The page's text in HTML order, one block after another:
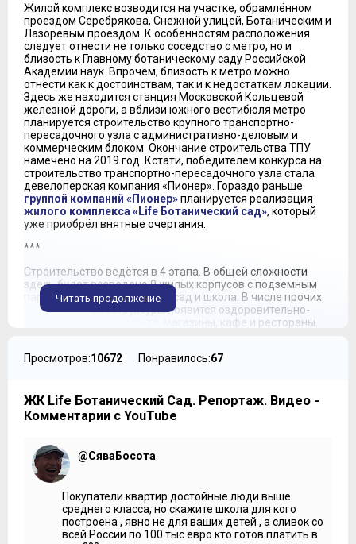
Жилой комплекс возводится на участке, обрамлённом
проездом Серебрякова, Снежной улицей, Ботаническим и
Лазоревым проездом. К особенностям расположения
следует отнести не только соседство с метро, но и
близость к Главному ботаническому саду Российской
Академии наук. Впрочем, близость к метро можно
отнести как к достоинствам, так и к недостаткам локации.
Здесь же находится станция Московской Кольцевой
железной дороги, а вблизи южного вестибюля метро
планируется строительство крупного транспортно-
пересадочного узла с административно-деловым и
коммерческим блоком. Окончание строительства ТПУ
намечено на 2019 год. Кстати, победителем конкурса на
строительство транспортно-пересадочного узла стала
девелоперская компания «Пионер». Гораздо раньше
группой компаний «Пионер»планируется реализация
жилого комплекса «Life Ботанический сад», который
уже приобрёл внятные очертания.
***
Строительство ведётся в 4 этапа. В общей сложности
здесь будет возведено 9 жилых корпусов с подземным
паркингом, а также детский сад и школа. В числе прочих
объектов инфраструктуры появится оздоровительно-
профилактический центр, магазины, кафе и рестораны.
высотой 24 этажа и многоподъездный дом переменной
две башни и многосекционный дом высотой 15 этажей.
Сдача этих корпусов намечена на конец 2017 года. В
составе третьей очереди пока возводится только один
июне 2018 года. О составе четвёртой очереди пока не
сообщается, но известно, что к строительству корпусов
этой очереди планируется приступить в январе 2017
года.
На сайте проекта говорится, что жилой комплекс
возводится по японской технологии. Не могу себя назвать
знатоком особенностей японского строительства, мне
Читать продолжение
Просмотров:10672 Понравилось:67
ЖК Life Ботанический Сад. Репортаж. Видео -
Комментарии с YouTube
@СяваБосота
Покупатели квартир достойные люди выше
среднего класса, но скажите школа для кого
построена , явно не для ваших детей , а сливок со
всей России по 100 тыс евро кто готов платить в